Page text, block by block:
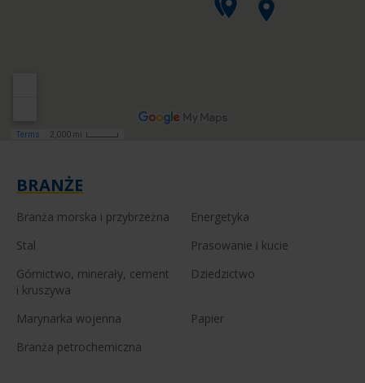
BRANŻE
Branża morska i przybrzeżna
Energetyka
Stal
Prasowanie i kucie
Górnictwo, minerały, cement
i kruszywa
Dziedzictwo
Marynarka wojenna
Papier
Branża petrochemiczna